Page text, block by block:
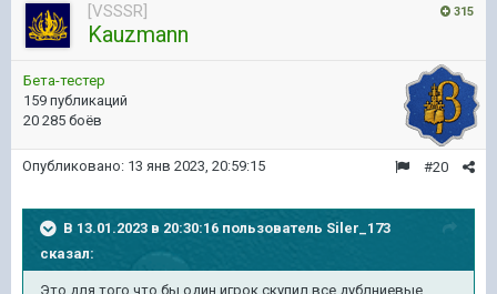
315
[VSSSR]
Kauzmann
Бета-тестер
159 публикаций
20 285 боёв
#20
Опубликовано: 13 янв 2023, 20:59:15
В 13.01.2023 в 20:30:16 пользователь Siler_173
сказал:
Это для того что бы один игрок скупил все дублниевые